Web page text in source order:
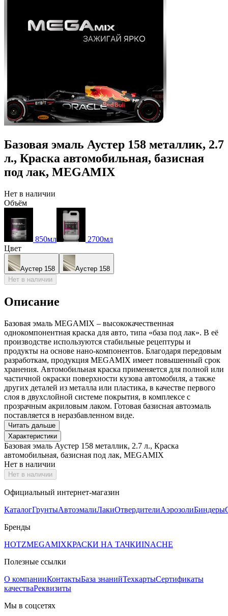
Базовая эмаль Аустер 158 металлик, 2.7
л., Краска автомобильная, базисная
под лак, MEGAMIX
Нет в наличии
Объём
850мл
2700мл
Цвет
Аустер 158
Аустер 158
Нет в наличии
Описание
Базовая эмаль MEGAMIX – высококачественная
однокомпонентная краска для авто, типа «база под лак». В её
производстве используются стабильные рецептуры и
продукты на основе нано-компонентов. Благодаря передовым
разработкам, продукция MEGAMIX имеет повышенный срок
хранения. Автомобильная краска применяется для полной или
частичной окраски поверхности кузова автомобиля, а также
других деталей из металла или пластика, в качестве первого
слоя в двухслойной системе покрытия, в комплексе с
прозрачным акриловым лаком. Готовая базисная автоэмаль
поставляется в неразбавленном виде.
Читать дальше
Характеристики
Базовая эмаль Аустер 158 металлик, 2.7 л., Краска
автомобильная, базисная под лак, MEGAMIX
Нет в наличии
Нет в наличии
Официальный интернет-магазин
КаталогГрунтыАвтоэмалиЛакиОтвердителиАэрозолиБиндеры
Бренды
HOTZMEGAMIXКРАСКИ НА ТАЧКИINACHE
Полезные ссылки
О компанииКонтактыБаза знанийТехкартыСертификаты
качестваРеквизиты
Мы в соцсетях